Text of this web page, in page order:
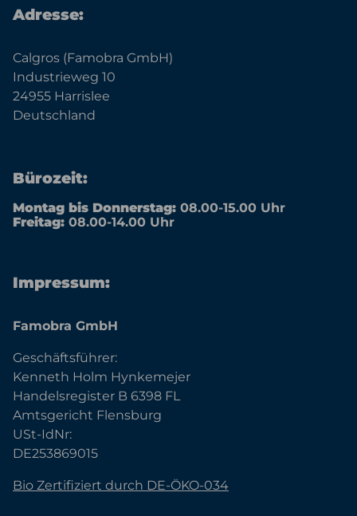
Adresse:
Calgros (Famobra GmbH)
Industrieweg 10
24955 Harrislee
Deutschland
Bürozeit:
Montag bis Donnerstag: 08.00-15.00 Uhr
Freitag: 08.00-14.00 Uhr
Impressum:
Famobra GmbH
Geschäftsführer:
Kenneth Holm Hynkemejer
Handelsregister B 6398 FL
Amtsgericht Flensburg
USt-IdNr:
DE253869015
Bio Zertifiziert durch DE-ÖKO-034